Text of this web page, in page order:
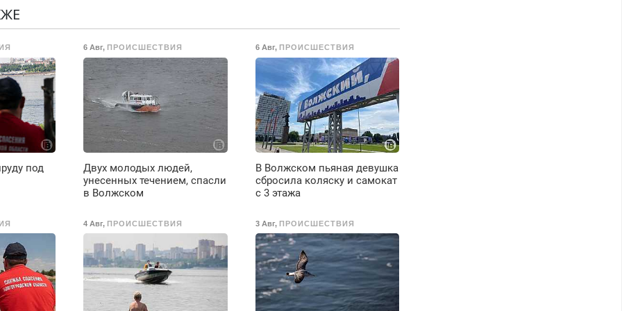
под
6 Авг, ПРОИСШЕСТВИЯ
Двух молодых людей,
унесенных течением, спасли
в Волжском
6 Авг, ПРОИСШЕСТВИЯ
В Волжском пьяная девушка
сбросила коляску и самокат
с 3 этажа
4 Авг, ПРОИСШЕСТВИЯ 3 Авг, ПРОИСШЕСТВИЯ